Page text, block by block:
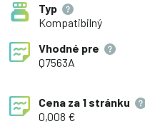
Typ
Kompatibilný
Vhodné pre
Q7563A
Cena za 1 stránku
0,008 €